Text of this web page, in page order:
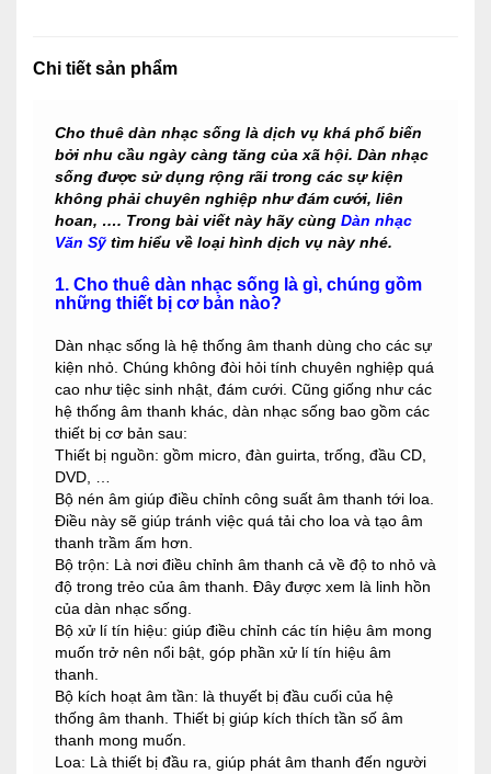
Chi tiết sản phẩm
Cho thuê dàn nhạc sống là dịch vụ khá phổ biến
bởi nhu cầu ngày càng tăng của xã hội. Dàn nhạc
sống được sử dụng rộng rãi trong các sự kiện
không phải chuyên nghiệp như đám cưới, liên
hoan, …. Trong bài viết này hãy cùng Dàn nhạc
Văn Sỹ tìm hiểu về loại hình dịch vụ này nhé.
1. Cho thuê dàn nhạc sống là gì, chúng gồm
những thiết bị cơ bản nào?
Dàn nhạc sống là hệ thống âm thanh dùng cho các sự
kiện nhỏ. Chúng không đòi hỏi tính chuyên nghiệp quá
cao như tiệc sinh nhật, đám cưới. Cũng giống như các
hệ thống âm thanh khác, dàn nhạc sống bao gồm các
thiết bị cơ bản sau:
Thiết bị nguồn: gồm micro, đàn guirta, trống, đầu CD,
DVD, …
Bộ nén âm giúp điều chỉnh công suất âm thanh tới loa.
Điều này sẽ giúp tránh việc quá tải cho loa và tạo âm
thanh trầm ấm hơn.
Bộ trộn: Là nơi điều chỉnh âm thanh cả về độ to nhỏ và
độ trong trẻo của âm thanh. Đây được xem là linh hồn
của dàn nhạc sống.
Bộ xử lí tín hiệu: giúp điều chỉnh các tín hiệu âm mong
muốn trở nên nổi bật, góp phần xử lí tín hiệu âm
thanh.
Bộ kích hoạt âm tần: là thuyết bị đầu cuối của hệ
thống âm thanh. Thiết bị giúp kích thích tần số âm
thanh mong muốn.
Loa: Là thiết bị đầu ra, giúp phát âm thanh đến người